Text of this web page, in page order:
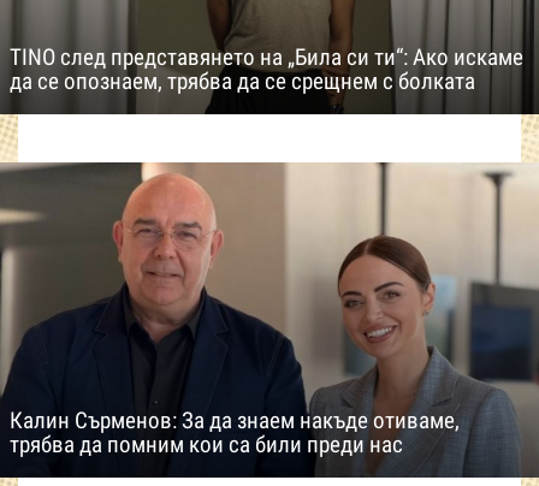
TINO след представянето на „Била си ти“: Ако искаме
да се опознаем, трябва да се срещнем с болката
Калин Сърменов: За да знаем накъде отиваме,
трябва да помним кои са били преди нас